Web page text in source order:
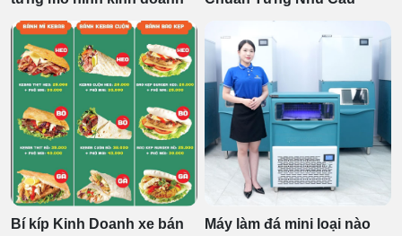
Bí kíp Kinh Doanh xe bán
Máy làm đá mini loại nào